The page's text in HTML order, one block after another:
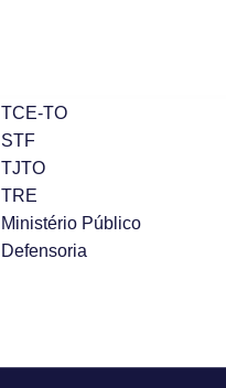
TCE-TO
STF
TJTO
TRE
Ministério Público
Defensoria